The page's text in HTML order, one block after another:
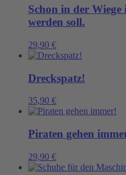
Schon in der
werden soll.
29,90 €
Dreckspatz!
35,90 €
Piraten gehen
29,90 €